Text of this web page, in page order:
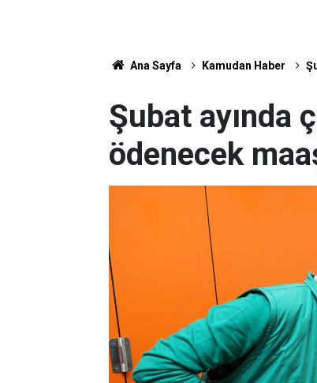
Ana Sayfa Kamudan Haber
Şubat ayında
ödenecek